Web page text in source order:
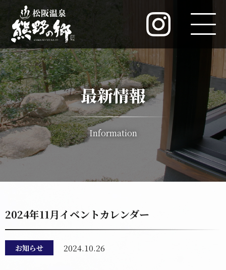
最新情報
Information
2024年11月イベントカレンダー
お知らせ 2024.10.26